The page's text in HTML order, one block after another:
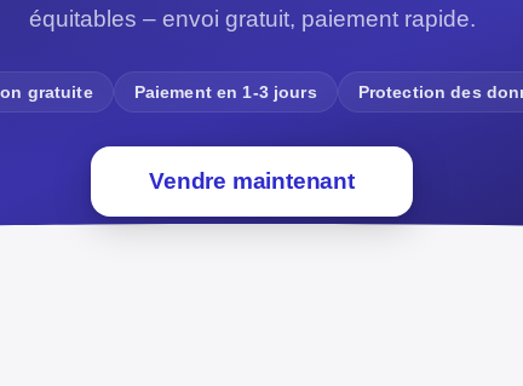
équitables – envoi gratuit, paiement rapide.
gratuite Paiement en 1-3 jours Protection des
Vendre maintenant